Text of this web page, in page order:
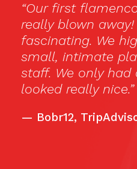
“Our first
really blown away!
fascinating. We
small, intimate
staff. We only had
looked really nice.”
—Bobr12, TripAdvisor